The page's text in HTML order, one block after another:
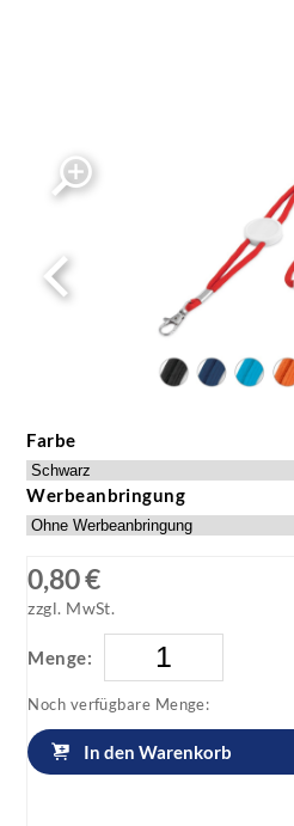
Farbe
Werbeanbringung
0,80 €
zzgl. MwSt.
Menge:
Noch verfügbare Menge:
In den Warenkorb